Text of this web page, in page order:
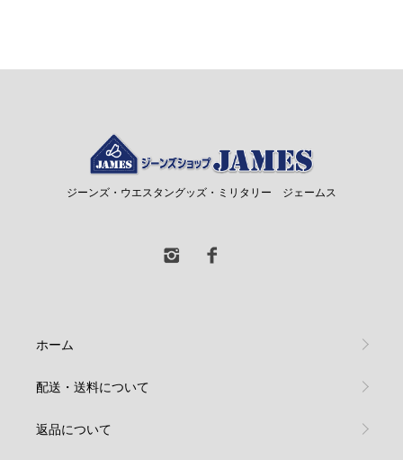
ジーンズ・ウエスタングッズ・ミリタリー ジェームス
ホーム
配送・送料について
返品について